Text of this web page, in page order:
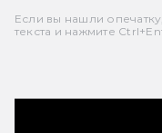
Если вы нашли
текста и нажмите